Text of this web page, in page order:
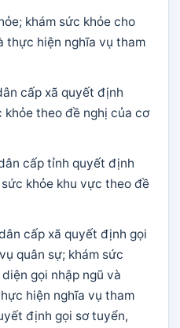
khám sức khỏe cho
thực hiện nghĩa vụ tham
cấp xã quyết định
theo đề nghị của cơ
cấp tỉnh quyết định
khỏe khu vực theo đề
cấp xã quyết định gọi
quân sự; khám sức
gọi nhập ngũ và
hiện nghĩa vụ tham
định gọi sơ tuyển,